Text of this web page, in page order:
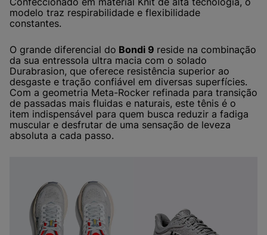
modelo traz respirabilidade e flexibilidade
constantes.
O grande diferencial do Bondi 9 reside na combinação
da sua entressola ultra macia com o solado
Durabrasion, que oferece resistência superior ao
desgaste e tração confiável em diversas superfícies.
Com a geometria Meta-Rocker refinada para transição
de passadas mais fluidas e naturais, este tênis é o
item indispensável para quem busca reduzir a fadiga
muscular e desfrutar de uma sensação de leveza
absoluta a cada passo.